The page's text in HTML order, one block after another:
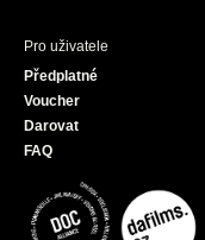
Pro uživatele
Předplatné
Voucher
Darovat
FAQ